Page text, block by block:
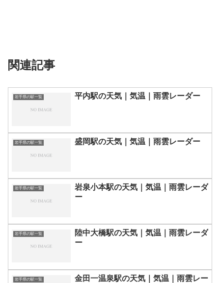
関連記事
岩手県の駅一覧 平内駅の天気｜気温｜雨雲レーダー
岩手県の駅一覧 盛岡駅の天気｜気温｜雨雲レーダー
岩手県の駅一覧
岩泉小本駅の天気｜気温｜雨雲レーダ
ー
岩手県の駅一覧
陸中大橋駅の天気｜気温｜雨雲レーダ
ー
岩手県の駅一覧
金田一温泉駅の天気｜気温｜雨雲レー